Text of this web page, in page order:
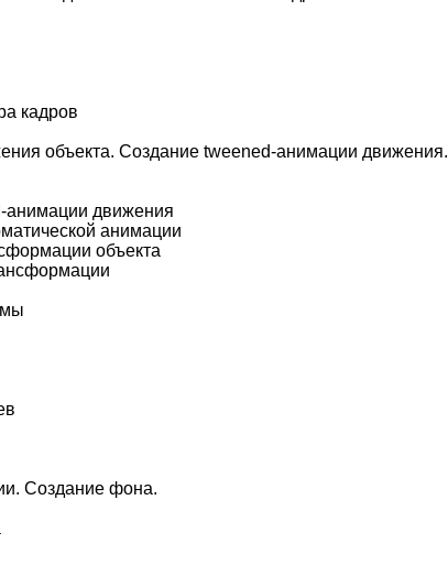
кадров
объекта. Создание tweened-анимации движения.
анимации движения
анимации
объекта
Создание фона.